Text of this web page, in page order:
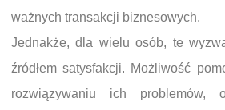
ważnych transakcji biznesowych.
Jednakże, dla wielu osób, te
źródłem satysfakcji. Możliwość
rozwiązywaniu ich